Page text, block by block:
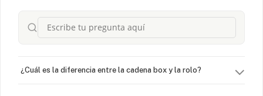
¿Cuál es la diferencia entre la cadena box y la rolo?